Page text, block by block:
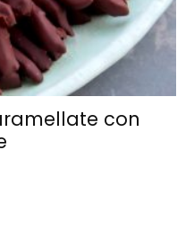
con